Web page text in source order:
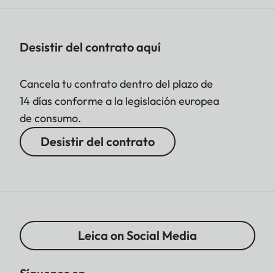
Desistir del contrato aquí
Cancela tu contrato dentro del plazo de
14 días conforme a la legislación europea
de consumo.
Desistir del contrato
Leica on Social Media